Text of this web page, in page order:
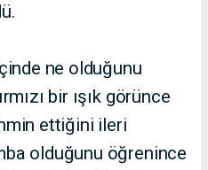
ne olduğunu
bir ışık görünce
ettiğini ileri
olduğunu öğrenince